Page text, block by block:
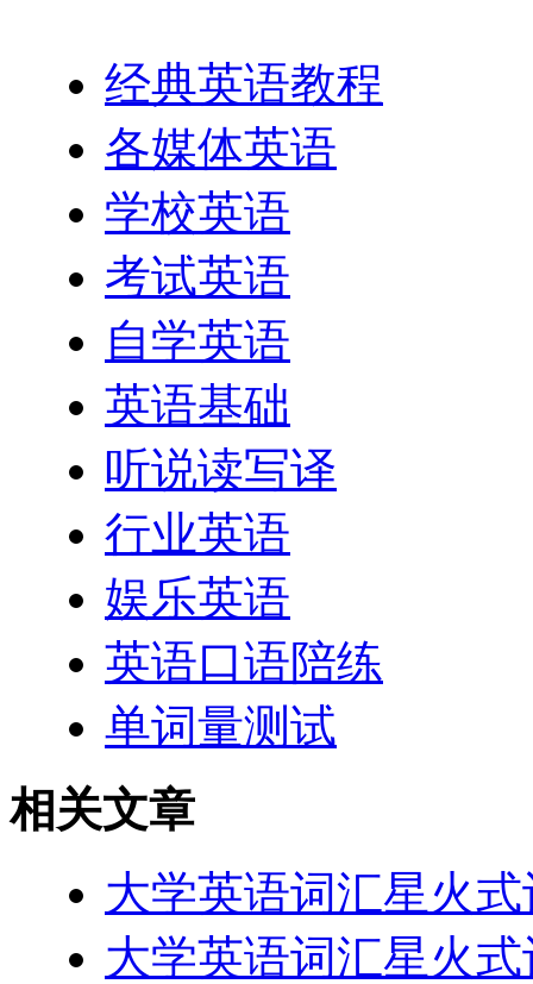
经典英语教程
各媒体英语
学校英语
考试英语
自学英语
英语基础
听说读写译
行业英语
娱乐英语
英语口语陪练
单词量测试
相关文章
大学英语词汇星火式
大学英语词汇星火式